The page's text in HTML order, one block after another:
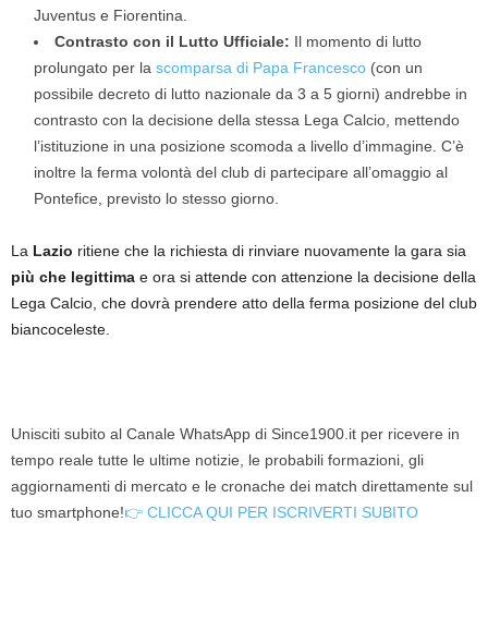
Juventus e Fiorentina.
Contrasto con il Lutto Ufficiale: Il momento di lutto
prolungato per la scomparsa di Papa Francesco (con un
possibile decreto di lutto nazionale da 3 a 5 giorni) andrebbe in
contrasto con la decisione della stessa Lega Calcio, mettendo
l’istituzione in una posizione scomoda a livello d’immagine. C’è
inoltre la ferma volontà del club di partecipare all’omaggio al
Pontefice, previsto lo stesso giorno.
La Lazio ritiene che la richiesta di rinviare nuovamente la gara sia
più che legittima e ora si attende con attenzione la decisione della
Lega Calcio, che dovrà prendere atto della ferma posizione del club
biancoceleste.
Unisciti subito al Canale WhatsApp di Since1900.it per ricevere in
tempo reale tutte le ultime notizie, le probabili formazioni, gli
aggiornamenti di mercato e le cronache dei match direttamente sul
tuo smartphone!👉 CLICCA QUI PER ISCRIVERTI SUBITO